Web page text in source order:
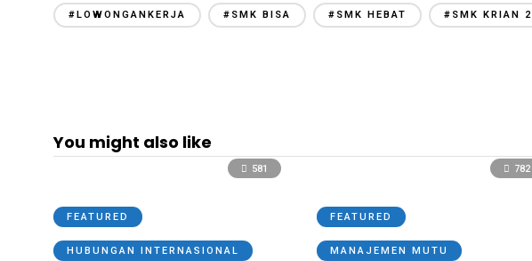
#LOWONGANKERJA #SMK BISA #SMK HEBAT #SMK KRIAN 2
You might also like
581
FEATURED
HUBUNGAN INTERNASIONAL
782
FEATURED
MANAJEMEN MUTU